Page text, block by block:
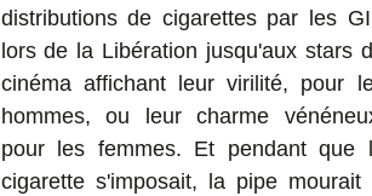
distributions de cigarettes par les
lors de la Libération jusqu'aux stars
cinéma affichant leur virilité, pour
hommes, ou leur charme
pour les femmes. Et pendant que
cigarette s'imposait, la pipe mourait